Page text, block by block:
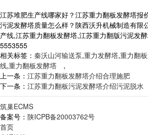
江苏堆肥生产线哪家好？江苏重力翻板发酵塔报
污泥发酵塔质量怎么样？陕西沃升机械制造有限
产线,江苏重力翻板发酵塔,江苏重力翻版污泥发
5553555
相关标签： 秦沃山河输送泵,重力发酵塔,重力翻
线,重力翻板发酵塔 ,
上一条： 江苏重力翻板发酵塔介绍合理施肥
下一条： 江苏重力翻板污泥发酵塔介绍污泥脱水
筑巢ECMS
备案号： 陕ICPB备20003762号
首页